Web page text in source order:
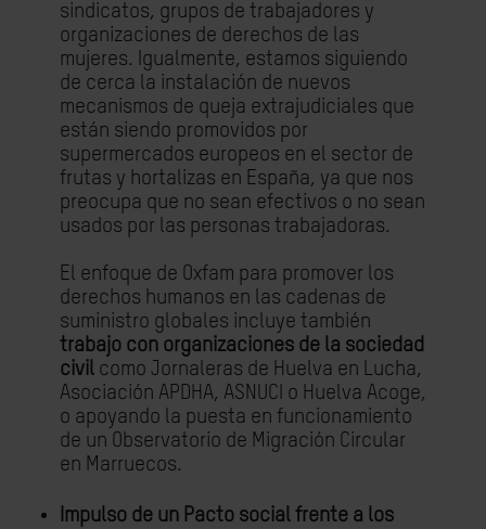
sindicatos, grupos de trabajadores y
organizaciones de derechos de las
mujeres. Igualmente, estamos siguiendo
de cerca la instalación de nuevos
mecanismos de queja extrajudiciales que
están siendo promovidos por
supermercados europeos en el sector de
frutas y hortalizas en España, ya que nos
preocupa que no sean efectivos o no sean
usados por las personas trabajadoras.
El enfoque de Oxfam para promover los
derechos humanos en las cadenas de
suministro globales incluye también
trabajo con organizaciones de la sociedad
civil como Jornaleras de Huelva en Lucha,
Asociación APDHA, ASNUCI o Huelva Acoge,
o apoyando la puesta en funcionamiento
de un Observatorio de Migración Circular
en Marruecos.
Impulso de un Pacto social frente a los